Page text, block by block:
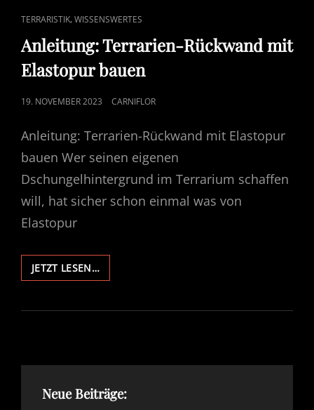
CAT
LINKS
TERRARISTIK,WISSENSWERTES
Anleitung: Terrarien-Rückwand mit
Elastopur bauen
POSTED
19. NOVEMBER 2023 CARNIFLOR
Anleitung: Terrarien-Rückwand mit Elastopur
bauen Wer seinen eigenen
Dschungelhintergrund im Terrarium schaffen
will, hat sicher schon einmal was von
Elastopur
JETZT LESEN…
TERRARIEN-
MIT
Neue Beiträge: